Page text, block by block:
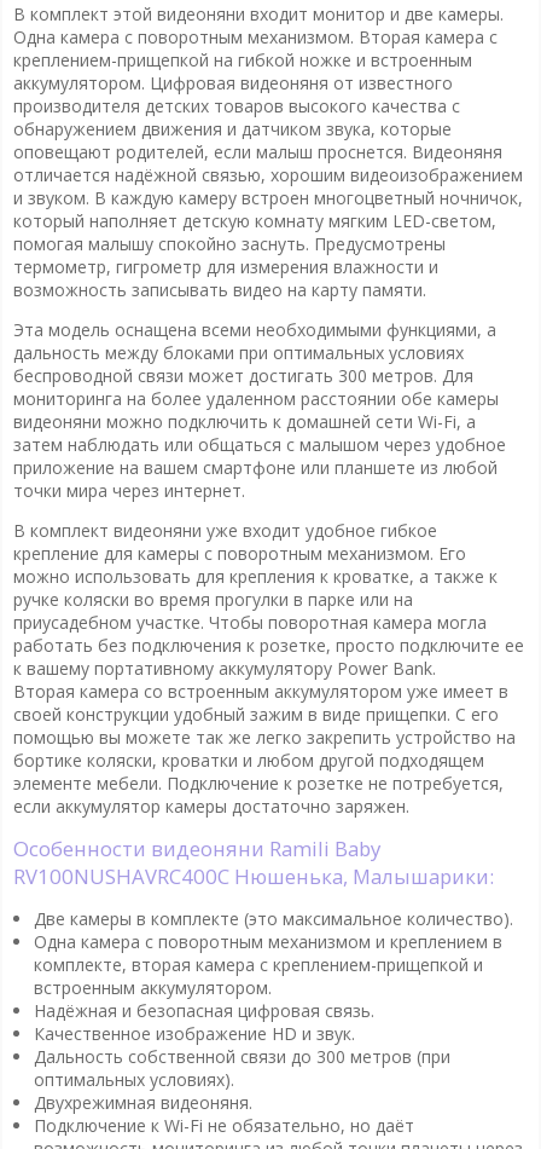
В комплект этой видеоняни входит монитор и две камеры.
Одна камера с поворотным механизмом. Вторая камера с
креплением-прищепкой на гибкой ножке и встроенным
аккумулятором. Цифровая видеоняня от известного
производителя детских товаров высокого качества с
обнаружением движения и датчиком звука, которые
оповещают родителей, если малыш проснется. Видеоняня
отличается надёжной связью, хорошим видеоизображением
и звуком. В каждую камеру встроен многоцветный ночничок,
который наполняет детскую комнату мягким LED-светом,
помогая малышу спокойно заснуть. Предусмотрены
термометр, гигрометр для измерения влажности и
возможность записывать видео на карту памяти.
Эта модель оснащена всеми необходимыми функциями, а
дальность между блоками при оптимальных условиях
беспроводной связи может достигать 300 метров. Для
мониторинга на более удаленном расстоянии обе камеры
видеоняни можно подключить к домашней сети Wi-Fi, а
затем наблюдать или общаться с малышом через удобное
приложение на вашем смартфоне или планшете из любой
точки мира через интернет.
В комплект видеоняни уже входит удобное гибкое
крепление для камеры с поворотным механизмом. Его
можно использовать для крепления к кроватке, а также к
ручке коляски во время прогулки в парке или на
приусадебном участке. Чтобы поворотная камера могла
работать без подключения к розетке, просто подключите ее
к вашему портативному аккумулятору Power Bank.
Вторая камера со встроенным аккумулятором уже имеет в
своей конструкции удобный зажим в виде прищепки. С его
помощью вы можете так же легко закрепить устройство на
бортике коляски, кроватки и любом другой подходящем
элементе мебели. Подключение к розетке не потребуется,
если аккумулятор камеры достаточно заряжен.
Особенности видеоняни Ramili Baby
RV100NUSHAVRC400C Нюшенька, Малышарики:
Две камеры в комплекте (это максимальное количество).
Одна камера с поворотным механизмом и креплением в
комплекте, вторая камера с креплением-прищепкой и
встроенным аккумулятором.
Надёжная и безопасная цифровая связь.
Качественное изображение HD и звук.
Дальность собственной связи до 300 метров (при
оптимальных условиях).
Двухрежимная видеоняня.
Подключение к Wi-Fi не обязательно, но даёт